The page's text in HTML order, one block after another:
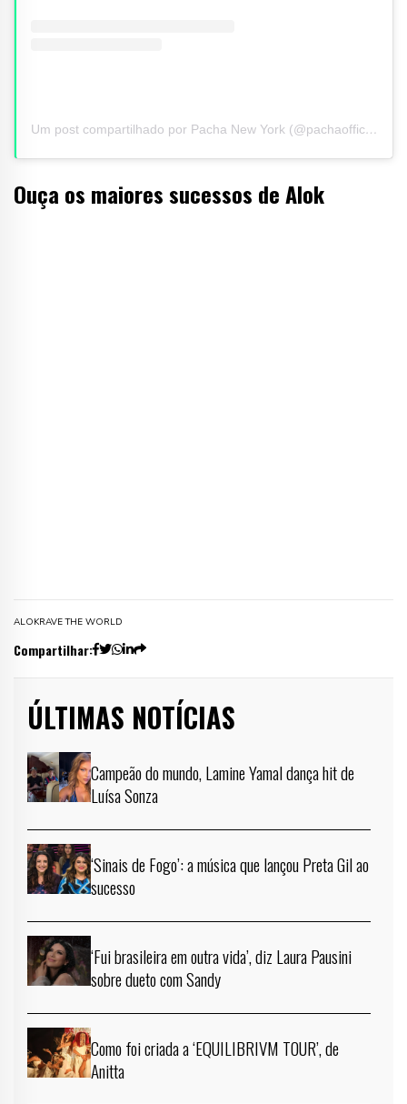
Um post compartilhado por Pacha New York (@pachaofficialnyc)
Ouça os maiores sucessos de Alok
ALOKRAVE THE WORLD
Compartilhar:
ÚLTIMAS NOTÍCIAS
Campeão do mundo, Lamine Yamal dança hit de
Luísa Sonza
‘Sinais de Fogo’: a música que lançou Preta Gil ao
sucesso
‘Fui brasileira em outra vida’, diz Laura Pausini
sobre dueto com Sandy
Como foi criada a ‘EQUILIBRIVM TOUR’, de
Anitta